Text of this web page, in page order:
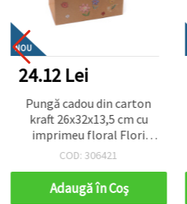
NOU
24.12 Lei
Pungă cadou din carton
kraft 26x32x13,5 cm cu
imprimeu floral Flori
pastelate
COD: 306421
Adaugă în Coş